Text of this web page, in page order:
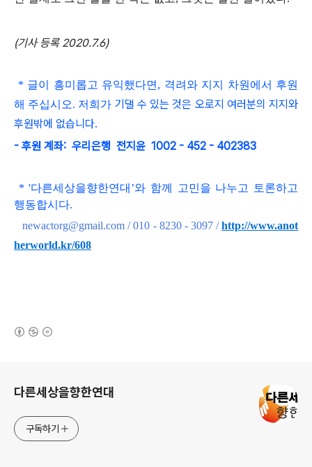
(기사 등록 2020.7.6)
* 글이 흥미롭고 유익했다면, 격려와 지지 차원에서 후원
해 주십시오. 저희가 기댈 수 있는 것은 오로지 여러분의 지지와
후원밖에 없습니다.
- 후원 계좌: 우리은행 전지윤 1002 - 452 - 402383
* '다른세상을향한연대 ’와 함께 고민을 나누고 토론하고
행동합시다.
newactorg@gmail.com / 010 - 8230 - 3097 /http://www.anot
herworld.kr/608
다른세상을향한연대
구독하기